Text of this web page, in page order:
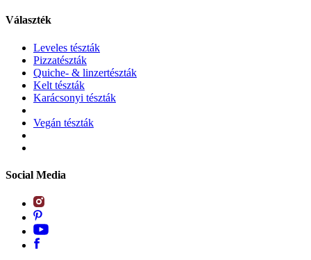
Választék
Leveles tészták
Pizzatészták
Quiche- & linzertészták
Kelt tészták
Karácsonyi tészták
Vegán tészták
Social Media